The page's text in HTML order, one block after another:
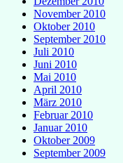
November 2010
Oktober 2010
September 2010
Juli 2010
Juni 2010
Mai 2010
April 2010
März 2010
Februar 2010
Januar 2010
Oktober 2009
September 2009